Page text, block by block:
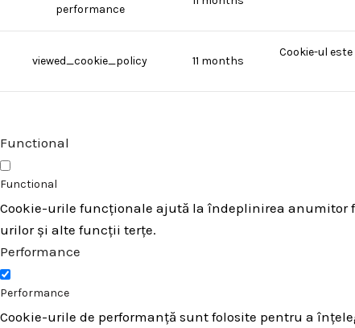
performance
viewed_cookie_policy 11 months
Cookie-ul
Functional
Functional
Cookie-urile funcționale ajută la îndeplinirea anumitor
urilor și alte funcții terțe.
Performance
Performance
Cookie-urile de performanță sunt folosite pentru a